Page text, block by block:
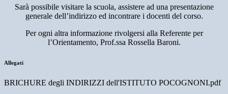
Sarà possibile visitare la scuola, assistere ad una presentazione
generale dell’indirizzo ed incontrare i docenti del corso.
Per ogni altra informazione rivolgersi alla Referente per
l’Orientamento, Prof.ssa Rossella Baroni.
Allegati
BRICHURE degli INDIRIZZI dell'ISTITUTO POCOGNONI.pdf